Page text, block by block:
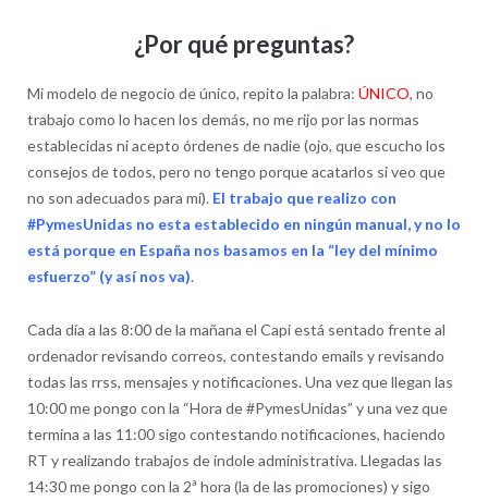
¿Por qué preguntas?
Mi modelo de negocio de único, repito la palabra: ÚNICO, no
trabajo como lo hacen los demás, no me rijo por las normas
establecidas ni acepto órdenes de nadie (ojo, que escucho los
consejos de todos, pero no tengo porque acatarlos si veo que
no son adecuados para mí). El trabajo que realizo con
#PymesUnidas no esta establecido en ningún manual, y no lo
está porque en España nos basamos en la “ley del mínimo
esfuerzo” (y así nos va).
Cada día a las 8:00 de la mañana el Capi está sentado frente al
ordenador revisando correos, contestando emails y revisando
todas las rrss, mensajes y notificaciones. Una vez que llegan las
10:00 me pongo con la “Hora de #PymesUnidas” y una vez que
termina a las 11:00 sigo contestando notificaciones, haciendo
RT y realizando trabajos de índole administrativa. Llegadas las
14:30 me pongo con la 2ª hora (la de las promociones) y sigo